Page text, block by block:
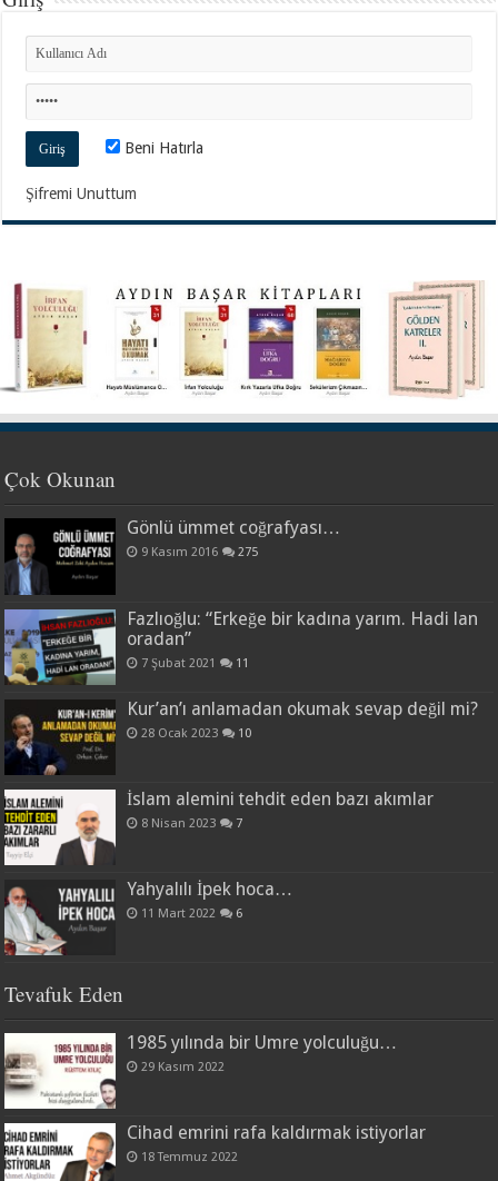
Beni Hatırla
Şifremi Unuttum
Çok Okunan
Gönlü ümmet coğrafyası…
9 Kasım 2016 275
Fazlıoğlu: “Erkeğe bir kadına yarım. Hadi lan
oradan”
7 Şubat 2021 11
Kur’an’ı anlamadan okumak sevap değil mi?
28 Ocak 2023 10
İslam alemini tehdit eden bazı akımlar
8 Nisan 2023 7
Yahyalılı İpek hoca…
11 Mart 2022 6
Tevafuk Eden
1985 yılında bir Umre yolculuğu…
29 Kasım 2022
Cihad emrini rafa kaldırmak istiyorlar
18 Temmuz 2022